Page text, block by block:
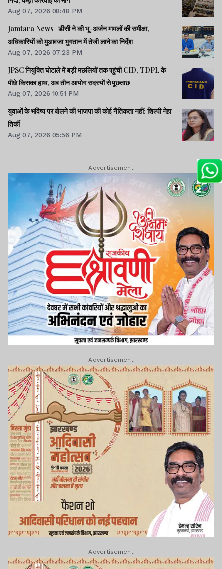
Aug 07, 2026 08:48 PM
Jamtara News : डीसी ने की भू-अर्जन मामलों की समीक्षा,
अधिकारियों को मुआवजा भुगतान में तेजी लाने का निर्देश
Aug 07, 2026 07:23 PM
JPSC नियुक्ति घोटाले में बड़ी मछलियों तक पहुंची CID, TDPL के
पीछे किसका हाथ, अब तीन आयोग सदस्यों से पूछताछ
Aug 07, 2026 10:51 PM
युवाओं के भविष्य पर बोलने की भाजपा की कोई नैतिकता नहीं: शिल्पी नेहा
तिर्की
Aug 07, 2026 05:56 PM
Advertisement
Advertisement
Advertisement